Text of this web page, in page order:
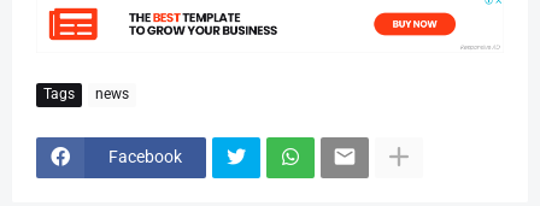
Tags news
Facebook